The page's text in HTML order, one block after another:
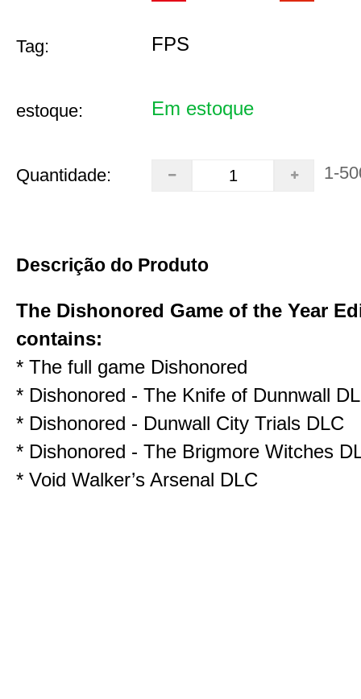
Tag: FPS
estoque: Em estoque
Quantidade: 1-
Descrição do Produto
The Dishonored Game of the Year
contains:
* The full game Dishonored
* Dishonored - The Knife of Dunnwall
* Dishonored - Dunwall City Trials DLC
* Dishonored - The Brigmore Witches
* Void Walker’s Arsenal DLC